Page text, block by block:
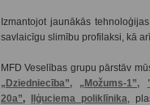
Izmantojot jaunākās
savlaicīgu slimību profilaksi, kā
MFD Veselības grupu pārstāv
„Dziedniecība”,
„Možums-1”,
20a”, Iļģuciema poliklīnika,